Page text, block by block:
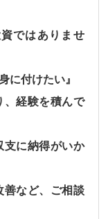
ではありませ
に付けたい』
経験を積んで
支に納得がいか
など、ご相談